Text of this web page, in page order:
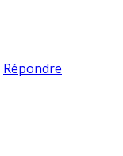
Répondre